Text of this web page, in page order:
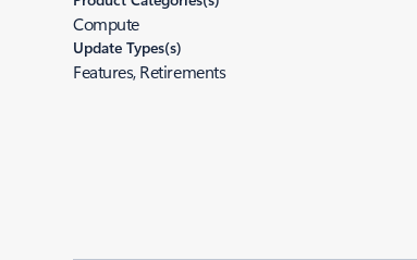
Compute
Update Types(s)
Features, Retirements